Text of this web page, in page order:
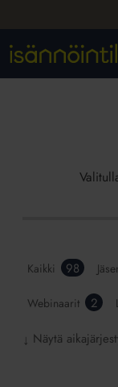
Kaikki 98
Webinaarit 2
↓ Näytä